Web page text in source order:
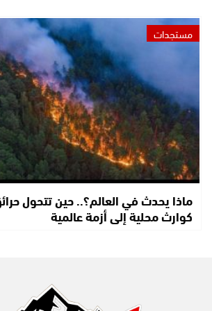
مستجدات
ماذا يحدث في العالم؟.. حين تتحول
كوارث محلية إلى أزمة عالمية